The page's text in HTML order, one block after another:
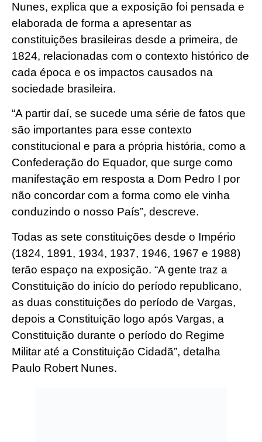
Nunes, explica que a exposição foi pensada e
elaborada de forma a apresentar as
constituições brasileiras desde a primeira, de
1824, relacionadas com o contexto histórico de
cada época e os impactos causados na
sociedade brasileira.
“A partir daí, se sucede uma série de fatos que
são importantes para esse contexto
constitucional e para a própria história, como a
Confederação do Equador, que surge como
manifestação em resposta a Dom Pedro I por
não concordar com a forma como ele vinha
conduzindo o nosso País”, descreve.
Todas as sete constituições desde o Império
(1824, 1891, 1934, 1937, 1946, 1967 e 1988)
terão espaço na exposição. “A gente traz a
Constituição do início do período republicano,
as duas constituições do período de Vargas,
depois a Constituição logo após Vargas, a
Constituição durante o período do Regime
Militar até a Constituição Cidadã”, detalha
Paulo Robert Nunes.